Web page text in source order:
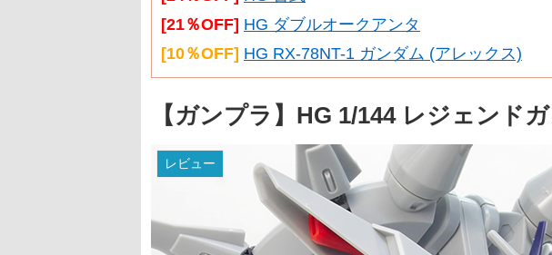
[21％OFF] HG ダブルオークアンタ
[10％OFF] HG RX-78NT-1 ガンダム (アレックス)
【ガンプラ】HG 1/144 レジェンド
レビュー